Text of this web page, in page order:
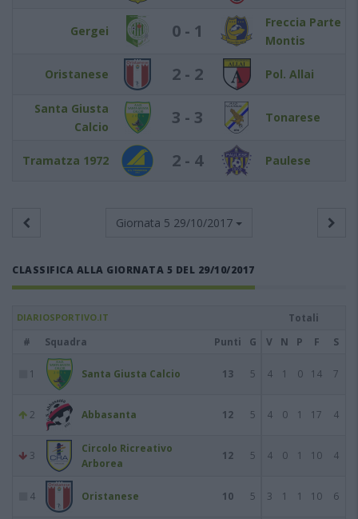
Gergei 0 - 1
Freccia Parte
Montis
Oristanese 2 - 2 Pol. Allai
Santa Giusta
Calcio
3 - 3 Tonarese
Tramatza 1972 2 - 4 Paulese
Giornata 5 29/10/2017
CLASSIFICA ALLA GIORNATA 5 DEL 29/10/2017
DIARIOSPORTIVO.IT
Totali
#
Squadra Punti G V N P F S
1 Santa Giusta Calcio 13 5 4 1 0 14 7
2 Abbasanta 12 5 4 0 1 17 4
3
Circolo Ricreativo
Arborea
12 5 4 0 1 10 4
4 Oristanese 10 5 3 1 1 10 6